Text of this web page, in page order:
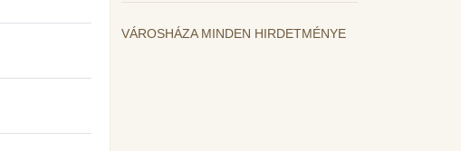
VÁROSHÁZA MINDEN HIRDETMÉNYE